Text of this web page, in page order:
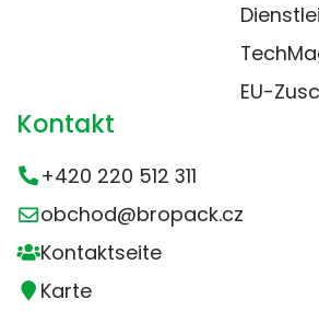
EU-
Kontakt
+420 220 512 311
obchod@bropack.cz
Kontaktseite
Karte